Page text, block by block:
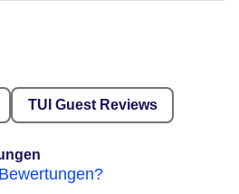
TUI Guest Reviews